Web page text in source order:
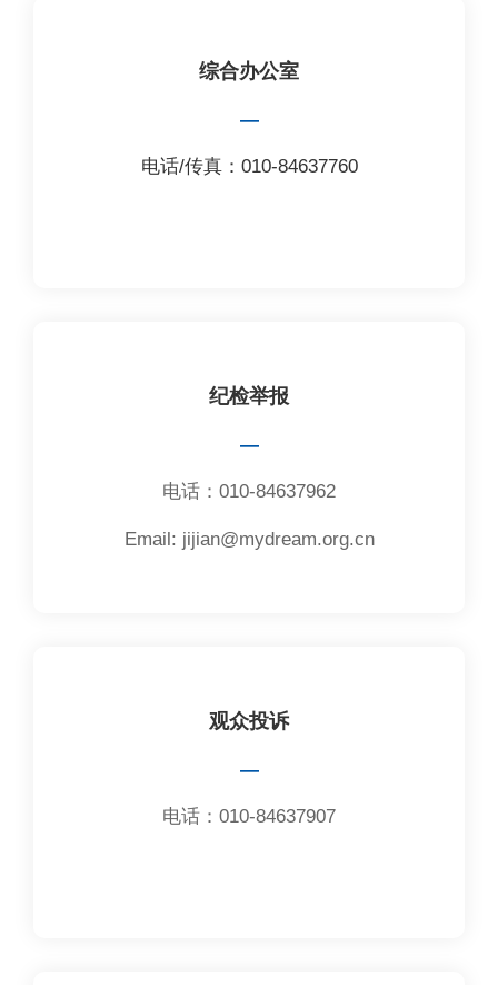
综合办公室
—
电话/传真：010-84637760
纪检举报
—
电话：010-84637962
Email: jijian@mydream.org.cn
观众投诉
—
电话：010-84637907